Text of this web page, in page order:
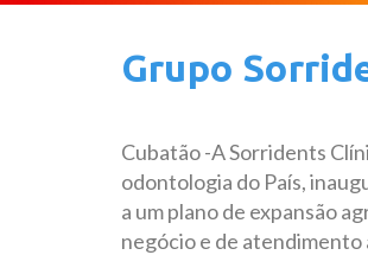
Grupo
Cubatão -A Sorridents
odontologia do País,
a um plano de expansão
negócio e de atendimento